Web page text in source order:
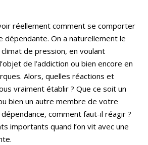
réellement comment se comporter
dépendante. On a naturellement le
de pression, en voulant
de l’addiction ou bien encore en
Alors, quelles réactions et
vraiment établir ? Que ce soit un
bien un autre membre de votre
comment faut-il réagir ?
importants quand l’on vit avec une